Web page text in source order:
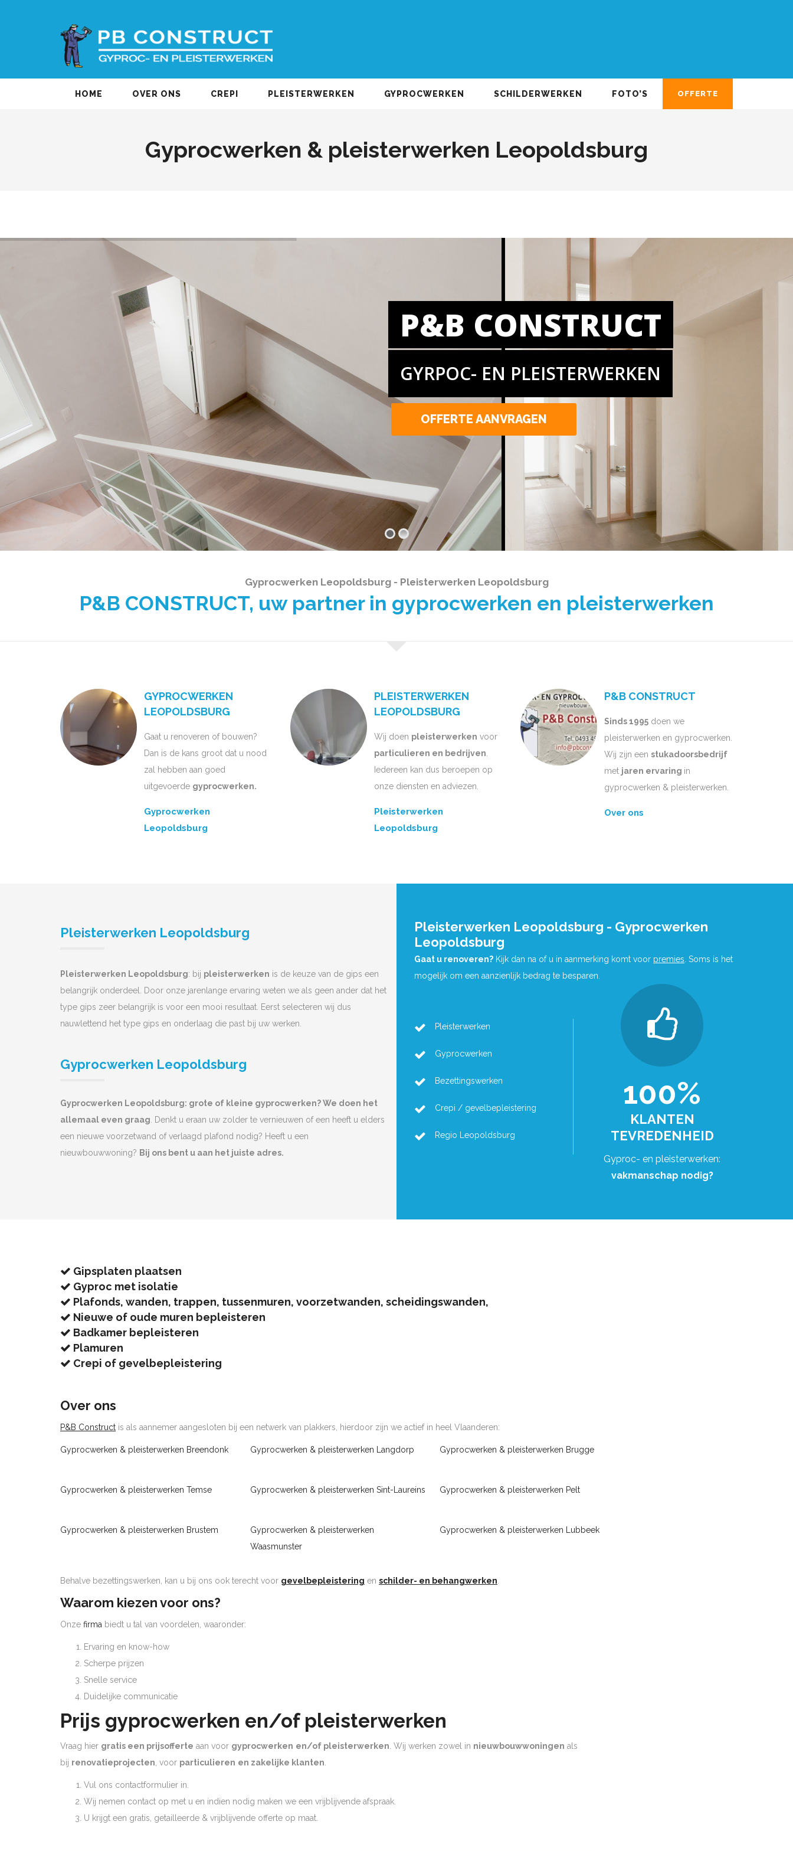
HOME OVER ONS CREPI PLEISTERWERKEN GYPROCWERKEN SCHILDERWERKEN FOTO’S OFFERTE
Gyprocwerken & pleisterwerken Leopoldsburg
P&B CONSTRUCT
GYRPOC- EN PLEISTERWERKEN
OFFERTE AANVRAGEN
Gyprocwerken Leopoldsburg - Pleisterwerken Leopoldsburg
P&B CONSTRUCT, uw partner in gyprocwerken en pleisterwerken
GYPROCWERKEN
LEOPOLDSBURG
Gaat u renoveren of bouwen?
Dan is de kans groot dat u nood
zal hebben aan goed
uitgevoerde gyprocwerken.
Gyprocwerken
Leopoldsburg
PLEISTERWERKEN
LEOPOLDSBURG
Wij doen pleisterwerken voor
particulieren en bedrijven
Iedereen kan dus beroepen op
onze diensten en adviezen.
Pleisterwerken
Leopoldsburg
P&B CONSTRUCT
Sinds 1995 doen we
pleisterwerken en gyprocwerken.
Wij zijn een stukadoorsbedrijf
met jaren ervaring in
gyprocwerken & pleisterwerken.
Over ons
Pleisterwerken Leopoldsburg
Pleisterwerken Leopoldsburg: bij pleisterwerken is de keuze van de gips een
belangrijk onderdeel. Door onze jarenlange ervaring weten we als geen ander dat het
type gips zeer belangrijk is voor een mooi resultaat. Eerst selecteren wij dus
nauwlettend het type gips en onderlaag die past bij uw werken.
Gyprocwerken Leopoldsburg
Gyprocwerken Leopoldsburg: grote of kleine gyprocwerken? We doen het
allemaal even graag . Denkt u eraan uw zolder te vernieuwen of een heeft u elders
een nieuwe voorzetwand of verlaagd plafond nodig? Heeft u een
nieuwbouwwoning? Bij ons bent u aan het juiste adres.
Pleisterwerken Leopoldsburg - Gyprocwerken
Leopoldsburg
Gaat u renoveren? Kijk dan na of u in aanmerking komt voor premies . Soms is het
mogelijk om een aanzienlijk bedrag te besparen.
Pleisterwerken
Gyprocwerken
Bezettingswerken
Crepi / gevelbepleistering
Regio Leopoldsburg
100%
KLANTEN
TEVREDENHEID
Gyproc- en pleisterwerken:
vakmanschap nodig?
Gipsplaten plaatsen
Gyproc met isolatie
Plafonds, wanden, trappen, tussenmuren, voorzetwanden, scheidingswanden,
Nieuwe of oude muren bepleisteren
Badkamer bepleisteren
Plamuren
Crepi of gevelbepleistering
Over ons
P&B Construct is als aannemer aangesloten bij een netwerk van plakkers, hierdoor zijn we actief in heel Vlaanderen:
Gyprocwerken & pleisterwerken Breendonk Gyprocwerken & pleisterwerken Langdorp Gyprocwerken & pleisterwerken Brugge
Gyprocwerken & pleisterwerken Temse Gyprocwerken & pleisterwerken Sint-Laureins Gyprocwerken & pleisterwerken Pelt
Gyprocwerken & pleisterwerken Brustem
Gyprocwerken & pleisterwerken
Waasmunster
Gyprocwerken & pleisterwerken Lubbeek
Behalve bezettingswerken, kan u bij ons ook terecht voor gevelbepleistering en schilder- en behangwerken
Waarom kiezen voor ons?
Onze firma biedt u tal van voordelen, waaronder:
Ervaring en know-how
Scherpe prijzen
Snelle service
Duidelijke communicatie
Prijs gyprocwerken en/of pleisterwerken
Vraag hier gratis een prijsofferte aan voor gyprocwerken en/of pleisterwerken . Wij werken zowel in nieuwbouwwoningen als
bij renovatieprojecten , voor particulieren en zakelijke klanten
Vul ons contactformulier in.
Wij nemen contact op met u en indien nodig maken we een vrijblijvende afspraak.
U krijgt een gratis, getailleerde & vrijblijvende offerte op maat.